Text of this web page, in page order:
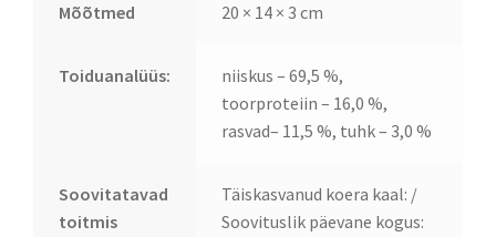
Mõõtmed 20 × 14 × 3 cm
Toiduanalüüs:
niiskus – 69,5 %,
toorproteiin – 16,0 %,
rasvad– 11,5 %, tuhk – 3,0 %
Soovitatavad
toitmis
Täiskasvanud koera kaal: /
Soovituslik päevane kogus: